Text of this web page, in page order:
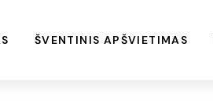
ŠVENTINIS APŠVIETIMAS